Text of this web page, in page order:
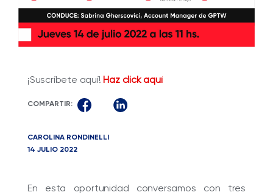
¡Suscríbete aquí! Haz click aquí
COMPARTIR:
CAROLINA RONDINELLI
14 JULIO 2022
En esta oportunidad conversamos con tres